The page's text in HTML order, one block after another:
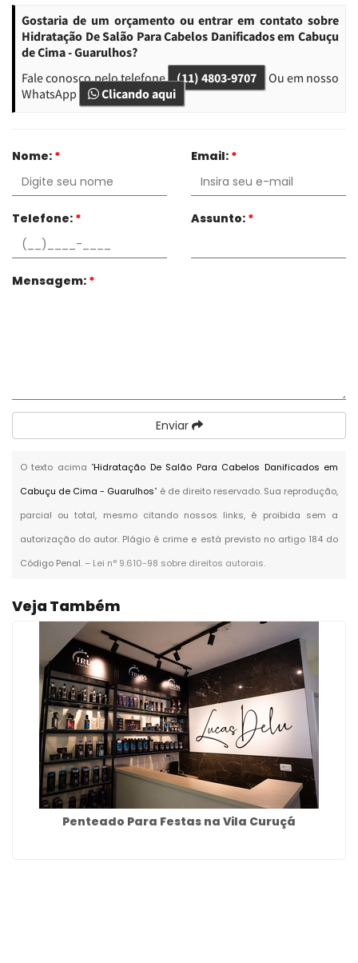
Gostaria de um orçamento ou entrar em contato sobre
Hidratação De Salão Para Cabelos Danificados em Cabuçu
de Cima - Guarulhos?
Fale conosco pelo telefone (11) 4803-9707
Ou em nosso
WhatsApp
Clicando aqui
Nome: * Email: *
Telefone: * Assunto: *
Mensagem: *
Enviar
O texto acima "Hidratação De Salão Para Cabelos Danificados em
Cabuçu de Cima - Guarulhos" é de direito reservado. Sua reprodução,
parcial ou total, mesmo citando nossos links, é proibida sem a
autorização do autor. Plágio é crime e está previsto no artigo 184 do
Código Penal. – Lei n° 9.610-98 sobre direitos autorais.
Veja Também
Penteado Para Festas na Vila Curuçá